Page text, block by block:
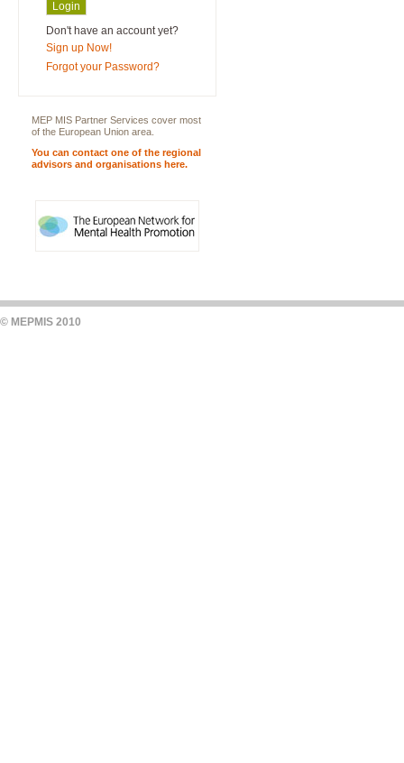
Don't have an account yet?
Sign up Now!
Forgot your Password?
MEP MIS Partner Services cover most
of the European Union area.
You can contact one of the regional
advisors and organisations here.
© MEPMIS 2010